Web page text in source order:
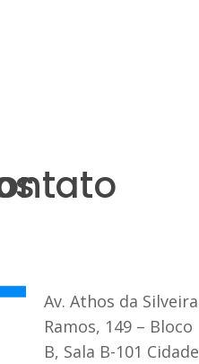
Av. Athos da Silveira
Ramos, 149 – Bloco
B, Sala B-101 Cidade